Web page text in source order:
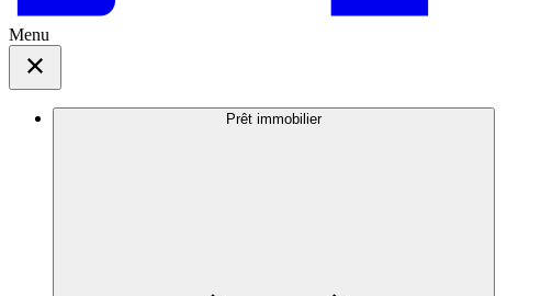
Menu
Prêt immobilier